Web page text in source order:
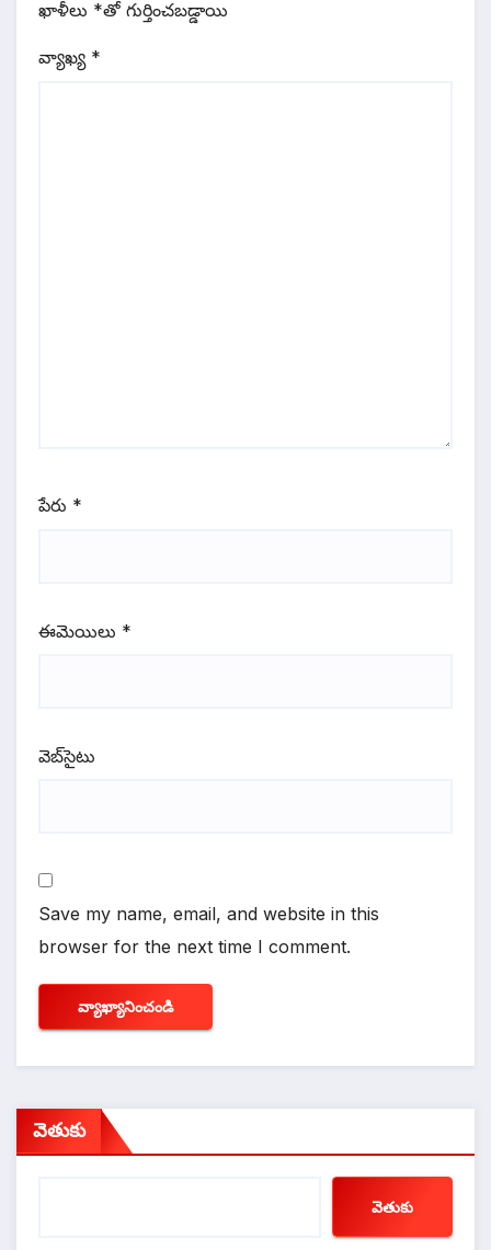
ఖాళీలు *‌తో గుర్తించబడ్డాయి
వ్యాఖ్య *
పేరు *
ఈమెయిలు *
వెబ్‌సైటు
Save my name, email, and website in this
browser for the next time I comment.
వెతుకు
వెతుకు